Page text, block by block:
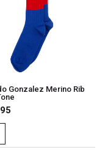
Gonzalez Merino Rib